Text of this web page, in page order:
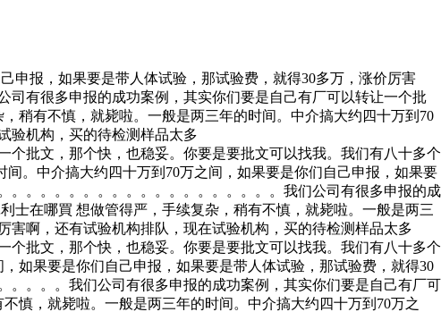
申报，如果要是带人体试验，那试验费，就得30多万，涨价厉害
有很多申报的成功案例，其实你们要是自己有厂可以转让一个批
稍有不慎，就毙啦。一般是两三年的时间。中介搞大约四十万到70
验机构，买的待检测样品太多
批文，那个快，也稳妥。你要是要批文可以找我。我们有八十多个
。中介搞大约四十万到70万之间，如果要是你们自己申报，如果要
。。。。。。。。。。。。。。。。。。我们公司有很多申报的成
士在哪買 想做管得严，手续复杂，稍有不慎，就毙啦。一般是两三
害啊，还有试验机构排队，现在试验机构，买的待检测样品太多
批文，那个快，也稳妥。你要是要批文可以找我。我们有八十多个
如果要是你们自己申报，如果要是带人体试验，那试验费，就得30
。。。我们公司有很多申报的成功案例，其实你们要是自己有厂可
慎，就毙啦。一般是两三年的时间。中介搞大约四十万到70万之